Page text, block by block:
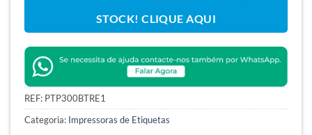
STOCK! CLIQUE AQUI
REF: PTP300BTRE1
Categoria: Impressoras de Etiquetas